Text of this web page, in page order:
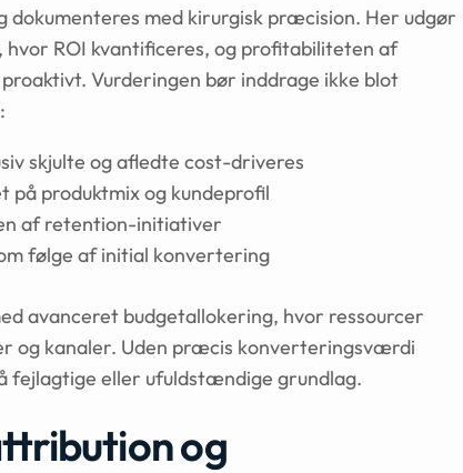
dokumenteres med kirurgisk præcision. Her udgør
ROI kvantificeres, og profitabiliteten af
Vurderingen bør inddrage ikke blot
skjulte og afledte cost-driveres
produktmix og kundeprofil
af retention-initiativer
følge af initial konvertering
avanceret budgetallokering, hvor ressourcer
og kanaler. Uden præcis konverteringsværdi
fejlagtige eller ufuldstændige grundlag.
og